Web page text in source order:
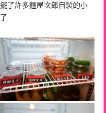
了許多麵屋次郎自製的小